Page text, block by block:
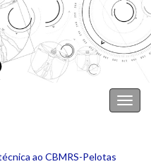
ao CBMRS-Pelotas